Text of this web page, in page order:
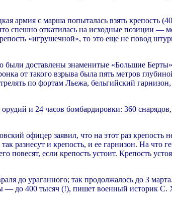
армия с марша попыталась взять крепость
спешно откатилась на исходные позиции —
«игрушечной», то это еще не повод
были доставлены знаменитые «Большие
от такого взрыва была пять метров
по фортам Льежа, бельгийский гарнизон,
орудий и 24 часов бомбардировки: 360
офицер заявил, что на этот раз крепость
разнесут и крепость, и ее гарнизон. На что
повесят, если крепость устоит. Крепость
до ураганного; так продолжалось до 3
— до 400 тысяч (!), пишет военный историк С.